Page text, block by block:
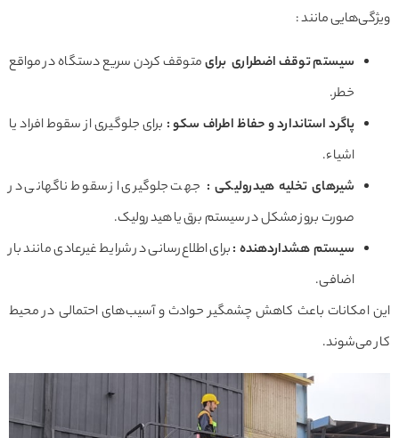
ویژگی‌هایی مانند :
سیستم توقف اضطراری برایمتوقف کردن سریع دستگاه در مواقع
خطر.
پاگرد استاندارد و حفاظ اطراف سکو: برای جلوگیری از سقوط افراد یا
اشیاء.
شیرهای تخلیه هیدرولیکی: جهت جلوگیری از سقوط ناگهانی در
صورت بروز مشکل در سیستم برق یا هیدرولیک.
سیستم هشداردهنده :برای اطلاع‌رسانی در شرایط غیرعادی مانند بار
اضافی.
این امکانات باعث کاهش چشمگیر حوادث و آسیب‌های احتمالی در محیط
کار می‌شوند.